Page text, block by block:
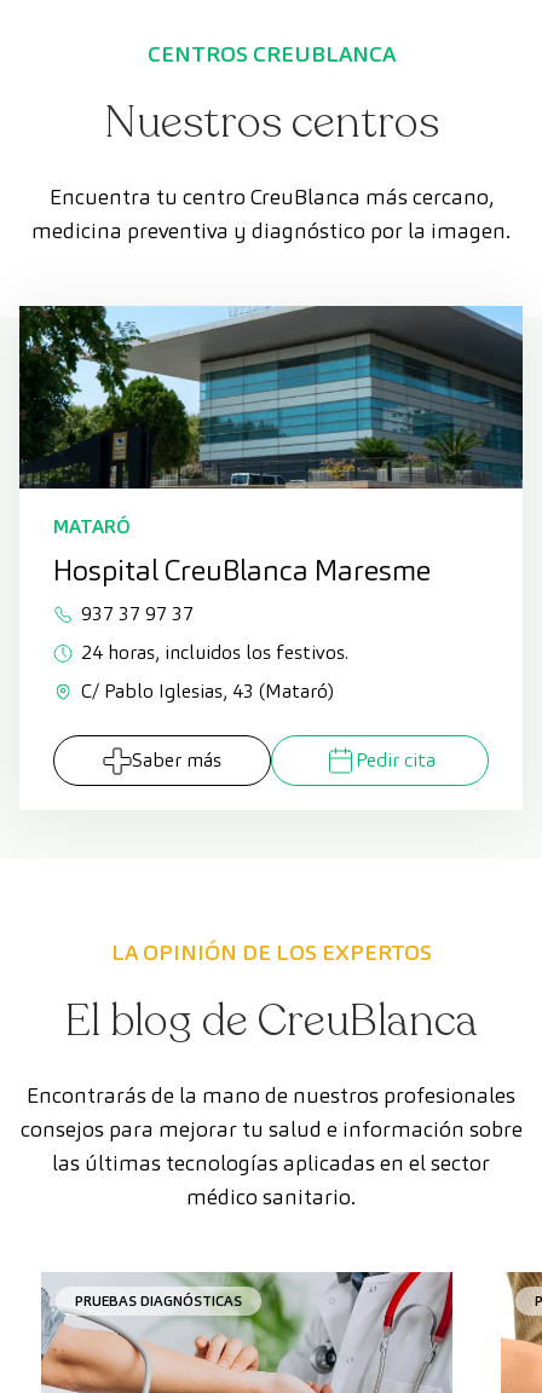
CENTROS CREUBLANCA
Nuestros centros
Encuentra tu centro CreuBlanca más cercano,
medicina preventiva y diagnóstico por la imagen.
MATARÓ
Hospital CreuBlanca Maresme
937 37 97 37
24 horas, incluidos los festivos.
C/ Pablo Iglesias, 43 (Mataró)
Saber más Pedir cita
LA OPINIÓN DE LOS EXPERTOS
El blog de CreuBlanca
Encontrarás de la mano de nuestros profesionales
consejos para mejorar tu salud e información sobre
las últimas tecnologías aplicadas en el sector
médico sanitario.
PRUEBAS DIAGNÓSTICAS